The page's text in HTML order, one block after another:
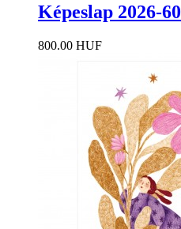
Képeslap 2026-60
800.00 HUF